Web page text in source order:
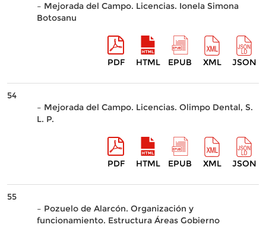
– Mejorada del Campo. Licencias. Ionela Simona
Botosanu
PDF HTML EPUB XML JSON
54
– Mejorada del Campo. Licencias. Olimpo Dental, S.
L. P.
PDF HTML EPUB XML JSON
55
– Pozuelo de Alarcón. Organización y
funcionamiento. Estructura Áreas Gobierno